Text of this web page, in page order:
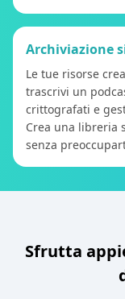
Archiviazione
Le tue risorse
trascrivi un
crittografati e
Crea una libreria
senza
Sfrutta